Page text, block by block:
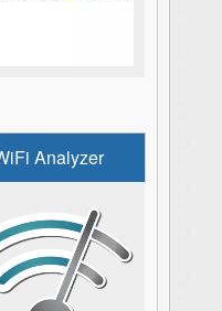
Analyzer